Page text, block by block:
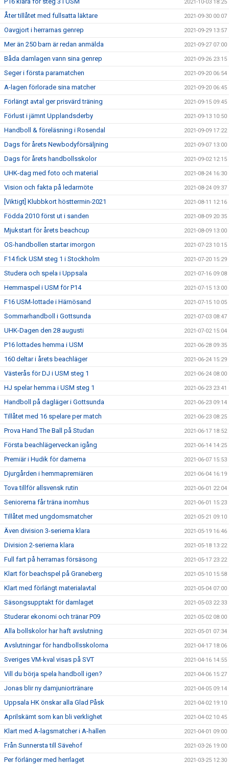
2021-10-03 18:25
Åter tillåtet med fullsatta läktare 2021-09-30 00:07
Oavgjort i herrarnas genrep 2021-09-29 13:57
Mer än 250 barn är redan anmälda 2021-09-27 07:00
Båda damlagen vann sina genrep 2021-09-26 23:15
Seger i första paramatchen 2021-09-20 06:54
A-lagen förlorade sina matcher 2021-09-20 06:45
Förlängt avtal ger prisvärd träning 2021-09-15 09:45
Förlust i jämnt Upplandsderby 2021-09-13 10:50
Handboll & föreläsning i Rosendal 2021-09-09 17:22
Dags för årets Newbodyförsäljning 2021-09-07 13:00
Dags för årets handbollsskolor 2021-09-02 12:15
UHK-dag med foto och material 2021-08-24 16:30
Vision och fakta på ledarmöte 2021-08-24 09:37
[Viktigt] Klubbkort hösttermin-2021 2021-08-11 12:16
Födda 2010 först ut i sanden 2021-08-09 20:35
Mjukstart för årets beachcup 2021-08-09 13:00
OS-handbollen startar imorgon 2021-07-23 10:15
F14 fick USM steg 1 i Stockholm 2021-07-20 15:29
Studera och spela i Uppsala 2021-07-16 09:08
Hemmaspel i USM för P14 2021-07-15 13:00
F16 USM-lottade i Härnösand 2021-07-15 10:05
Sommarhandboll i Gottsunda 2021-07-03 08:47
UHK-Dagen den 28 augusti 2021-07-02 15:04
P16 lottades hemma i USM 2021-06-28 09:35
160 deltar i årets beachläger 2021-06-24 15:29
Västerås för DJ i USM steg 1 2021-06-24 08:00
HJ spelar hemma i USM steg 1 2021-06-23 23:41
Handboll på dagläger i Gottsunda 2021-06-23 09:14
Tillåtet med 16 spelare per match 2021-06-23 08:25
Prova Hand The Ball på Studan 2021-06-17 18:52
Första beachlägerveckan igång 2021-06-14 14:25
Premiär i Hudik för damerna 2021-06-07 15:53
Djurgården i hemmapremiären 2021-06-04 16:19
Tova tillför allsvensk rutin 2021-06-01 22:04
Seniorerna får träna inomhus 2021-06-01 15:23
Tillåtet med ungdomsmatcher 2021-05-21 09:10
Även division 3-serierna klara 2021-05-19 16:46
Division 2-serierna klara 2021-05-18 13:22
Full fart på herrarnas försäsong 2021-05-17 23:22
Klart för beachspel på Graneberg 2021-05-10 15:58
Klart med förlängt materialavtal 2021-05-04 07:00
Säsongsupptakt för damlaget 2021-05-03 22:33
Studerar ekonomi och tränar P09 2021-05-02 08:00
Alla bollskolor har haft avslutning 2021-05-01 07:34
Avslutningar för handbollsskolorna 2021-04-17 18:06
Sveriges VM-kval visas på SVT 2021-04-16 14:55
Vill du börja spela handboll igen? 2021-04-06 15:27
Jonas blir ny damjuniortränare 2021-04-05 09:14
Uppsala HK önskar alla Glad Påsk 2021-04-02 19:10
Aprilskämt som kan bli verklighet 2021-04-02 10:45
Klart med A-lagsmatcher i A-hallen 2021-04-01 09:00
Från Sunnersta till Sävehof 2021-03-26 19:00
Per förlänger med herrlaget 2021-03-25 12:30